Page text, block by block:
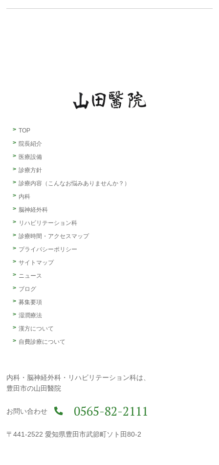
TOP
院長紹介
医療設備
診療方針
診療内容（こんなお悩みありませんか？）
内科
脳神経外科
リハビリテーション科
診療時間・アクセスマップ
プライバシーポリシー
サイトマップ
ニュース
ブログ
募集要項
湿潤療法
漢方について
自費診療について
内科・脳神経外科・リハビリテーション科は、
豊田市の山田醫院
お問い合わせ 0565-82-2111
〒441-2522 愛知県豊田市武節町ソト田80-2